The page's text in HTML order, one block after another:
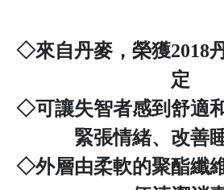
◇來自丹麥，榮獲2018
定
◇可讓失智者感到舒適
緊張情緒、改善
◇外層由柔軟的聚酯纖